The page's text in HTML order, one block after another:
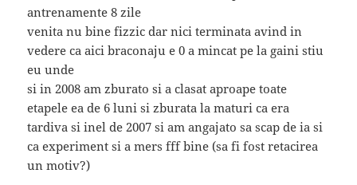
antrenamente 8 zile
venita nu bine fizzic dar nici terminata avind in
vedere ca aici braconaju e 0 a mincat pe la gaini stiu
eu unde
si in 2008 am zburato si a clasat aproape toate
etapele ea de 6 luni si zburata la maturi ca era
tardiva si inel de 2007 si am angajato sa scap de ia si
ca experiment si a mers fff bine (sa fi fost retacirea
un motiv?)